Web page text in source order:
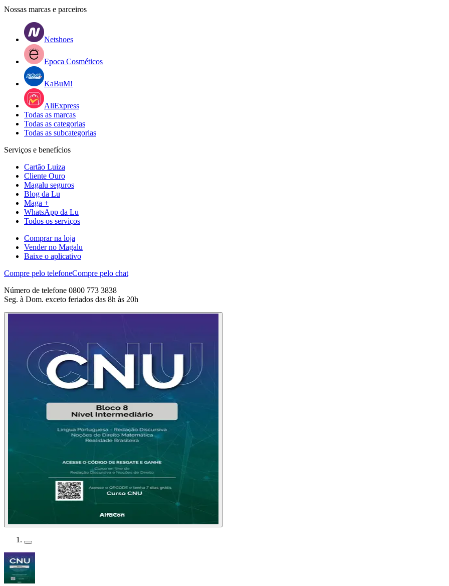
Nossas marcas e parceiros
Netshoes
Epoca Cosméticos
KaBuM!
AliExpress
Todas as marcas
Todas as categorias
Todas as subcategorias
Serviços e benefícios
Cartão Luiza
Cliente Ouro
Magalu seguros
Blog da Lu
Maga +
WhatsApp da Lu
Todos os serviços
Comprar na loja
Vender no Magalu
Baixe o aplicativo
Compre pelo telefoneCompre pelo chat
Número de telefone 0800 773 3838
Seg. à Dom. exceto feriados das 8h às 20h